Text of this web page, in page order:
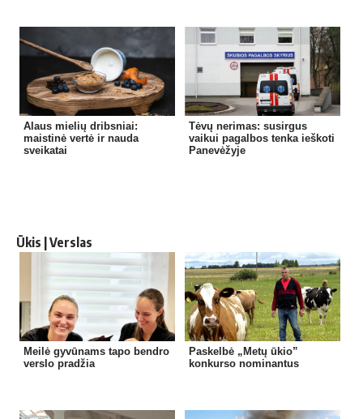
Alaus mielių dribsniai:
maistinė vertė ir nauda
sveikatai
Tėvų nerimas: susirgus
vaikui pagalbos tenka ieškoti
Panevėžyje
Ūkis | Verslas
Meilė gyvūnams tapo bendro
verslo pradžia
Paskelbė „Metų ūkio”
konkurso nominantus